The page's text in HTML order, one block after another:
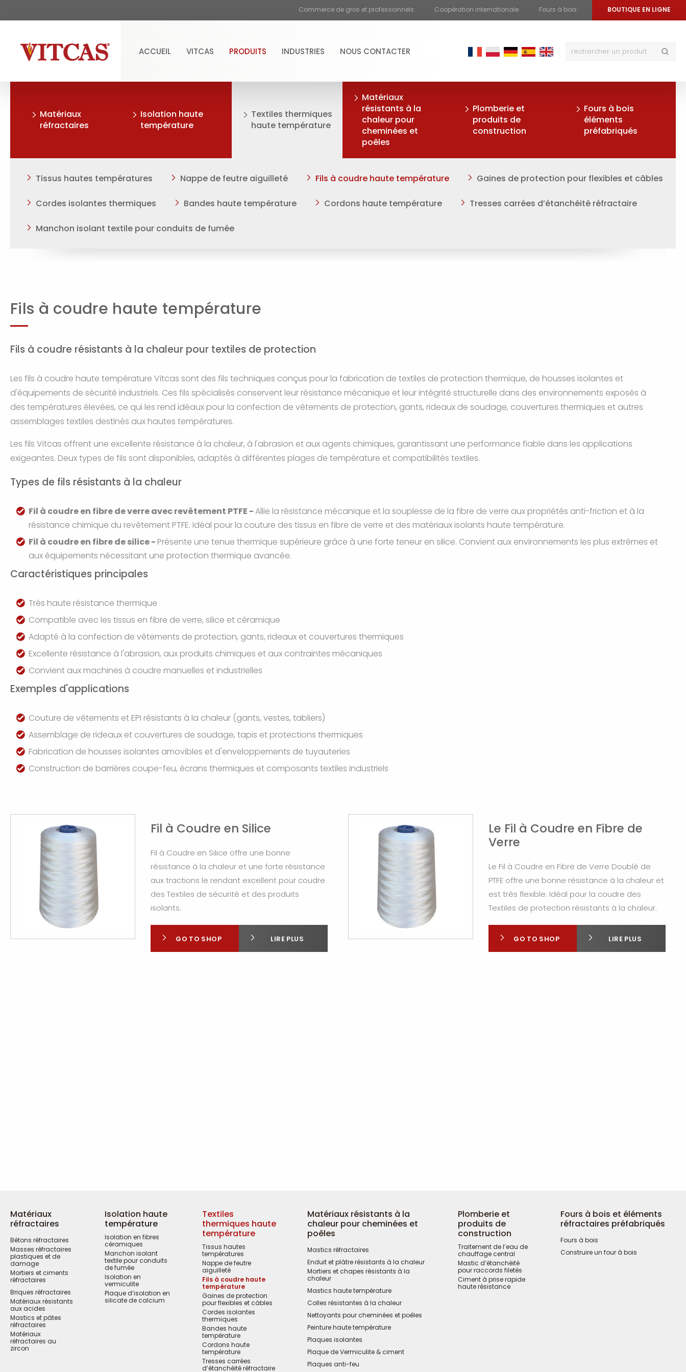
Commerce de gros et professionnels Coopération internationale Fours à bois BOUTIQUE EN LIGNE
ACCUEIL VITCAS PRODUITS INDUSTRIES NOUS CONTACTER
Matériaux
réfractaires
Isolation haute
température
Textiles thermiques
haute température
Matériaux
résistants à la
chaleur pour
cheminées et
poêles
Plomberie et
produits de
construction
Fours à bois
éléments
préfabriqués
Tissus hautes températures Nappe de feutre aiguilleté Fils à coudre haute température Gaines de protection pour flexibles et câbles
Cordes isolantes thermiques Bandes haute température Cordons haute température Tresses carrées d’étanchéité réfractaire
Manchon isolant textile pour conduits de fumée
Fils à coudre haute température
Fils à coudre résistants à la chaleur pour textiles de protection
Les fils à coudre haute température Vitcas sont des fils techniques conçus pour la fabrication de textiles de protection thermique, de housses isolantes et
d'équipements de sécurité industriels. Ces fils spécialisés conservent leur résistance mécanique et leur intégrité structurelle dans des environnements exposés à
des températures élevées, ce qui les rend idéaux pour la confection de vêtements de protection, gants, rideaux de soudage, couvertures thermiques et autres
assemblages textiles destinés aux hautes températures.
Les fils Vitcas offrent une excellente résistance à la chaleur, à l'abrasion et aux agents chimiques, garantissant une performance fiable dans les applications
exigeantes. Deux types de fils sont disponibles, adaptés à différentes plages de température et compatibilités textiles.
Types de fils résistants à la chaleur
Fil à coudre en fibre de verre avec revêtement PTFE -Allie la résistance mécanique et la souplesse de la fibre de verre aux propriétés anti-friction et à la
résistance chimique du revêtement PTFE. Idéal pour la couture des tissus en fibre de verre et des matériaux isolants haute température.
Fil à coudre en fibre de silice - Présente une tenue thermique supérieure grâce à une forte teneur en silice. Convient aux environnements les plus extrêmes et
aux équipements nécessitant une protection thermique avancée.
Caractéristiques principales
Très haute résistance thermique
Compatible avec les tissus en fibre de verre, silice et céramique
Adapté à la confection de vêtements de protection, gants, rideaux et couvertures thermiques
Excellente résistance à l'abrasion, aux produits chimiques et aux contraintes mécaniques
Convient aux machines à coudre manuelles et industrielles
Exemples d'applications
Couture de vêtements et EPI résistants à la chaleur (gants, vestes, tabliers)
Assemblage de rideaux et couvertures de soudage, tapis et protections thermiques
Fabrication de housses isolantes amovibles et d'enveloppements de tuyauteries
Construction de barrières coupe-feu, écrans thermiques et composants textiles industriels
Fil à Coudre en Silice
Fil à Coudre en Silice offre une bonne
résistance à la chaleur et une forte résistance
aux tractions le rendant excellent pour coudre
des Textiles de sécurité et des produits
isolants.
GO TO SHOP LIRE PLUS
Le Fil à Coudre en Fibre de
Verre
Le Fil à Coudre en Fibre de Verre Doublé de
PTFE offre une bonne résistance à la chaleur et
est très flexible. Idéal pour la coudre des
Textiles de protection résistants à la chaleur.
GO TO SHOP LIRE PLUS
Matériaux
réfractaires
Bétons réfractaires
Masses réfractaires
plastiques et de
damage
Mortiers et ciments
réfractaires
Briques réfractaires
Matériaux résistants
aux acides
Mastics et pâtes
réfractaires
Matériaux
réfractaires au
zircon
Isolation haute
température
Isolation en fibres
céramiques
Manchon isolant
textile pour conduits
de fumée
Isolation en
vermiculite
Plaque d’isolation en
silicate de calcium
Textiles
thermiques haute
température
Tissus hautes
températures
Nappe de feutre
aiguilleté
Fils à coudre haute
température
Gaines de protection
pour flexibles et câbles
Cordes isolantes
thermiques
Bandes haute
température
Cordons haute
température
Tresses carrées
d’étanchéité réfractaire
Matériaux résistants à la
chaleur pour cheminées et
poêles
Mastics réfractaires
Enduit et plâtre résistants à la chaleur
Mortiers et chapes résistants à la
chaleur
Mastics haute température
Colles résistantes à la chaleur
Nettoyants pour cheminées et poêles
Peinture haute température
Plaques isolantes
Plaque de Vermiculite & ciment
Plaques anti-feu
Plomberie et
produits de
construction
Traitement de l’eau de
chauffage central
Mastic d’étanchéité
pour raccords filetés
Ciment à prise rapide
haute résistance
Fours à bois et éléments
réfractaires préfabriqués
Fours à bois
Construire un four à bois